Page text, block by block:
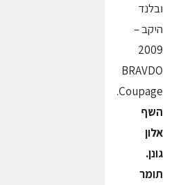
ובלנד
היקב –
2009
BRAVDO
Coupage.
השף
אלון
גונן.
תומר